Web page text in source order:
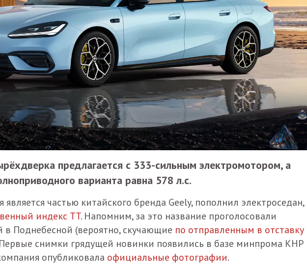
предлагается с 333-сильным электромотором, а
варианта равна 578 л.с.
является частью китайского бренда Geely, пополнил электроседан,
индекс TT. Напомним, за это название проголосовали
в Поднебесной (вероятно, скучающие по отправленным в отставку
снимки грядущей новинки появились в базе минпрома КНР
опубликовала официальные фотографии.